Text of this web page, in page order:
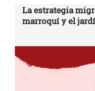
La estrategia
marroquí y el